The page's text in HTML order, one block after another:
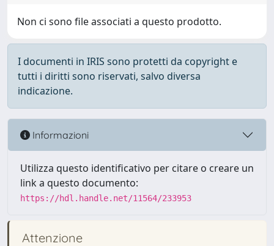
Non ci sono file associati a questo prodotto.
I documenti in IRIS sono protetti da copyright e
tutti i diritti sono riservati, salvo diversa
indicazione.
Informazioni
Utilizza questo identificativo per citare o creare un
link a questo documento:
https://hdl.handle.net/11564/233953
Attenzione